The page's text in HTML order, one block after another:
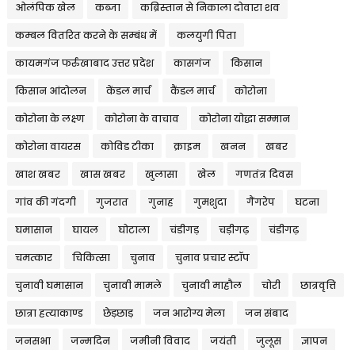
ओलंपिक खेल कब्जा कब्रिस्तान से निकाला दोवारा शव
कम्बल वितरित करने के सम्बंध में कलयुगी पिता
कायमगंज फर्रुखाबाद उत्तर प्रदेश कासगंज किसान
किसान आंदोलन केंडल मार्च कैंडल मार्च कोरोना
कोरोना के लक्ष्ण कोरोना के वाचाव कोरोना योद्धा सम्मान
कोरोना वायरस कोविड टीका क्राइम खनन खबर
खाश खबर खास खबर खुलासा खेल गणतंत्र दिवस
गांव की गंदगी गुजरात गुनाह गुमशुदा गैंगरेप घटना
घमासान घायल घोटाला चंडीगड़ चड़ीगढ़ चंडीगढ़
चमत्कार चिकित्सा चुनाव चुनाव प्रचार स्टॉप
चुनावी घमासान चुनावी मामले चुनावी माहौल चोरी छात्रवृत्ति
छात्रा हत्याकाण्ड छेड़छाड़ जन आरोग्य मेला जन संबाद
जनसभा जन्मदिन जमीनी विवाद जयंती जुलूस ज्ञापन